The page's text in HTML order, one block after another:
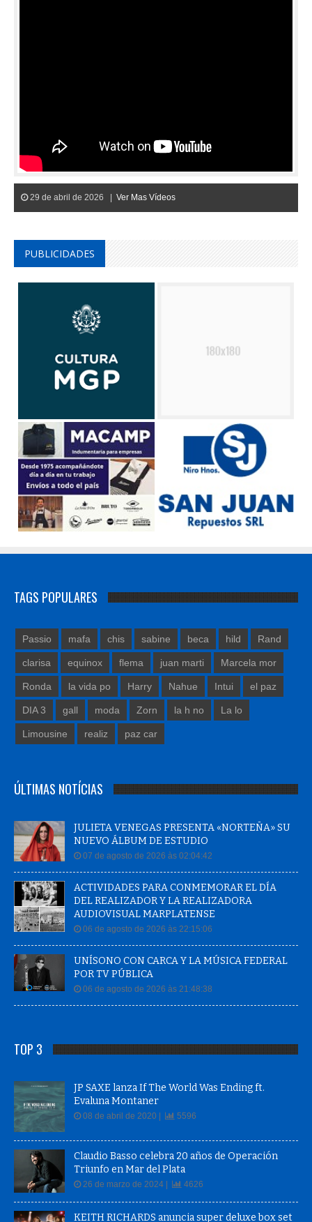
29 de abril de 2026 | Ver Mas Vídeos
PUBLICIDADES
TAGS POPULARES
Passio mafa chis sabine beca hild Rand
clarisa equinox flema juan marti Marcela mor
Ronda la vida po Harry Nahue Intui el paz
DIA 3 gall moda Zorn la h no La lo
Limousine realiz paz car
ÚLTIMAS NOTÍCIAS
JULIETA VENEGAS PRESENTA «NORTEÑA» SU
NUEVO ÁLBUM DE ESTUDIO
07 de agosto de 2026 às 02:04:42
ACTIVIDADES PARA CONMEMORAR EL DÍA
DEL REALIZADOR Y LA REALIZADORA
AUDIOVISUAL MARPLATENSE
06 de agosto de 2026 às 22:15:06
UNÍSONO CON CARCA Y LA MÚSICA FEDERAL
POR TV PÚBLICA
06 de agosto de 2026 às 21:48:38
TOP 3
JP SAXE lanza If The World Was Ending ft.
Evaluna Montaner
08 de abril de 2020 | 5596
Claudio Basso celebra 20 años de Operación
Triunfo en Mar del Plata
26 de marzo de 2024 | 4626
KEITH RICHARDS anuncia super deluxe box set